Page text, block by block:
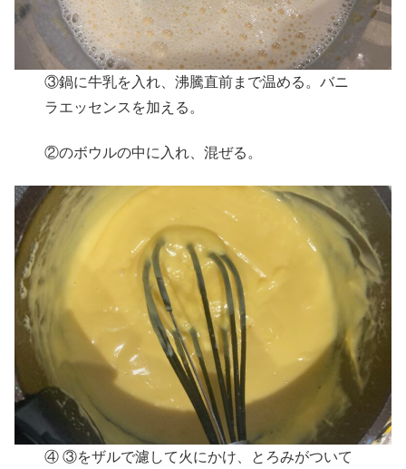
③鍋に牛乳を入れ、沸騰直前まで温める。バニ
ラエッセンスを加える。
②のボウルの中に入れ、混ぜる。
④ ③をザルで濾して火にかけ、とろみがついて